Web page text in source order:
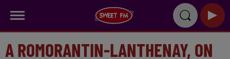
A ROMORANTIN-LANTHENAY, ON